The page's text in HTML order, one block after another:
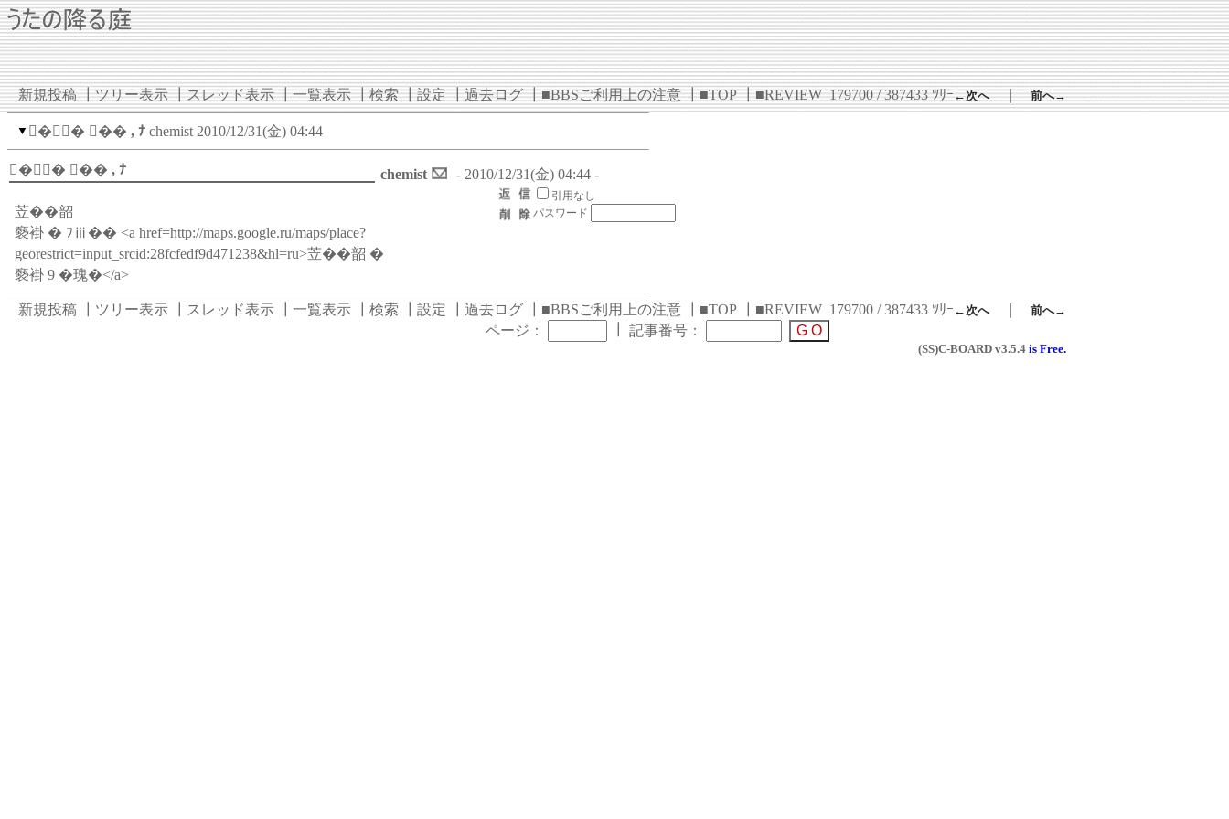
新規投稿┃ツリー表示┃スレッド表示┃一覧表示┃検索┃設定┃過去ログ┃■BBSご利用上の注意┃■TOP┃■REVIEW 179700 / 387433 ﾂﾘｰ←次へ｜前へ→
▼ �� �� , ﾅ chemist 2010/12/31(金) 04:44
�� �� , ﾅ chemist - 2010/12/31(金) 04:44 -
苙��韶
褻褂 � ﾌⅲ�� <a href=http://maps.google.ru/maps/place?
georestrict=input_srcid:28fcfedf9d471238&hl=ru>苙��韶 �
褻褂 9 �瑰�</a>
引用なし
パスワード
新規投稿 ツリー表示 スレッド表示 一覧表示 検索 設定 過去ログ ■BBSご利用上の注意 ■TOP ■REVIEW 179700 / 387433 ﾂﾘｰ ←次へ｜ 前へ→
ページ： 記事番号：
(SS)C-BOARD v3.5.4 is Free.